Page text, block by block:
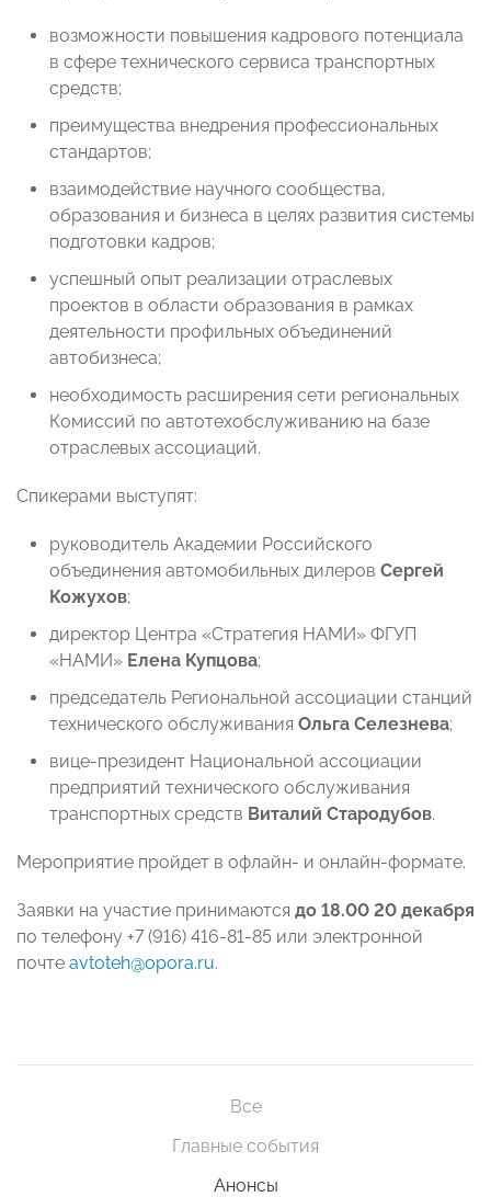
возможности повышения кадрового потенциала
в сфере технического сервиса транспортных
средств;
преимущества внедрения профессиональных
стандартов;
взаимодействие научного сообщества,
образования и бизнеса в целях развития системы
подготовки кадров;
успешный опыт реализации отраслевых
проектов в области образования в рамках
деятельности профильных объединений
автобизнеса;
необходимость расширения сети региональных
Комиссий по автотехобслуживанию на базе
отраслевых ассоциаций.
Спикерами выступят:
руководитель Академии Российского
объединения автомобильных дилеров Сергей
Кожухов;
директор Центра «Стратегия НАМИ» ФГУП
«НАМИ» Елена Купцова;
председатель Региональной ассоциации станций
технического обслуживания Ольга Селезнева;
вице-президент Национальной ассоциации
предприятий технического обслуживания
транспортных средств Виталий Стародубов.
Мероприятие пройдет в офлайн- и онлайн-формате.
Заявки на участие принимаются до 18.00 20 декабря
по телефону +7 (916) 416-81-85 или электронной
почте avtoteh@opora.ru.
Все
Главные события
Анонсы